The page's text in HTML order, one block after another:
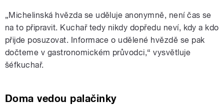
„Michelinská hvězda se uděluje anonymně, není čas se
na to připravit. Kuchař tedy nikdy dopředu neví, kdy a kdo
přijde posuzovat. Informace o udělené hvězdě se pak
dočteme v gastronomickém průvodci,“ vysvětluje
šéfkuchař.
Doma vedou palačinky